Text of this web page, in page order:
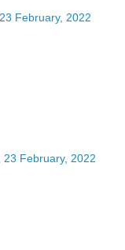
February, 2022
23 February, 2022